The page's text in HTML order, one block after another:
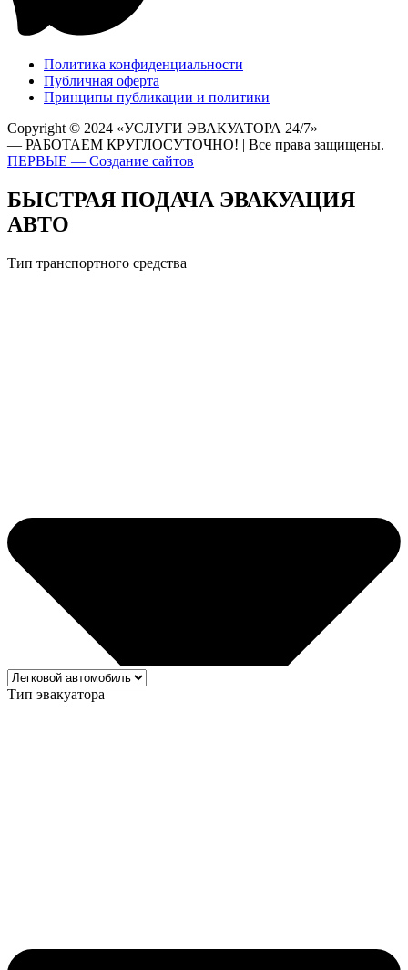
Политика конфиденциальности
Публичная оферта
Принципы публикации и политики
Copyright © 2024 «УСЛУГИ ЭВАКУАТОРА 24/7»
— РАБОТАЕМ КРУГЛОСУТОЧНО! | Все права защищены.
ПЕРВЫЕ — Создание сайтов
БЫСТРАЯ ПОДАЧА ЭВАКУАЦИЯ
АВТО
Тип транспортного средства
Тип эвакуатора